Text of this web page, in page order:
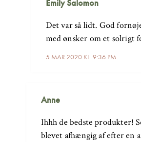
Emily Salomon
5 MAR 2020 KL. 9:36 PM
Det var så lidt. God
med ønsker om et solrigt
Anne
Ihhh de bedste produkter!
blevet afhængig af efter en